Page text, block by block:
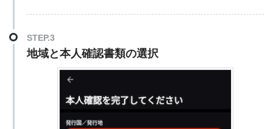
STEP.3
地域と本人確認書類の選択